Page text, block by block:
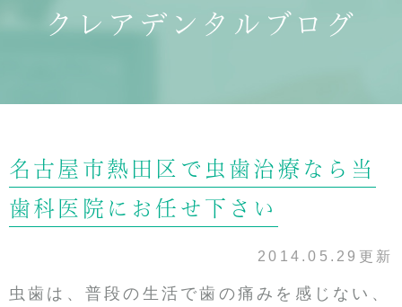
クレアデンタルブログ
名古屋市熱田区で虫歯治療なら当
歯科医院にお任せ下さい
2014.05.29更新
虫歯は、普段の生活で歯の痛みを感じない、